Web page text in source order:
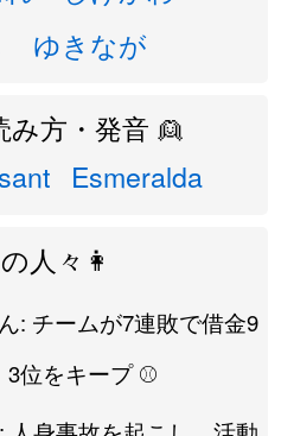
ゆきなが
み方・発音 👱
Esmeralda
人々👩
: チームが7連敗で借金9
位をキープ ⚾️